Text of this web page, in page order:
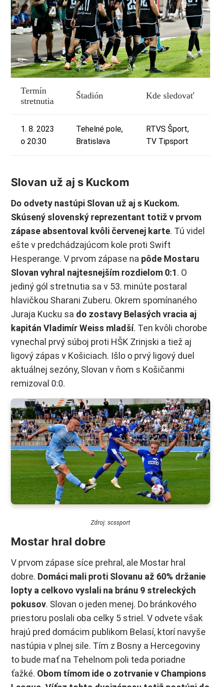
Termín
stretnutia
Štadión Kde sledovať
1. 8. 2023
o 20:30
Tehelné pole,
Bratislava
RTVS Šport,
TV Tipsport
Slovan už aj s Kuckom
Do odvety nastúpi Slovan už aj s Kuckom.
Skúsený slovenský reprezentant totiž v prvom
zápase absentoval kvôli červenej karte. Tú videl
ešte v predchádzajúcom kole proti Swift
Hesperange. V prvom zápase na pôde Mostaru
Slovan vyhral najtesnejším rozdielom 0:1. O
jediný gól stretnutia sa v 53. minúte postaral
hlavičkou Sharani Zuberu. Okrem spomínaného
Juraja Kucku sa do zostavy Belasých vracia aj
kapitán Vladimír Weiss mladší. Ten kvôli chorobe
vynechal prvý súboj proti HŠK Zrinjski a tiež aj
ligový zápas v Košiciach. Išlo o prvý ligový duel
aktuálnej sezóny, Slovan v ňom s Košičanmi
remizoval 0:0.
Zdroj: scssport
Mostar hral dobre
V prvom zápase síce prehral, ale Mostar hral
dobre. Domáci mali proti Slovanu až 60% držanie
lopty a celkovo vyslali na bránu 9 streleckých
pokusov. Slovan o jeden menej. Do bránkového
priestoru poslali oba celky 5 striel. V odvete však
hrajú pred domácim publikom Belasí, ktorí navyše
nastúpia v plnej sile. Tím z Bosny a Hercegoviny
to bude mať na Tehelnom poli teda poriadne
ťažké. Obom tímom ide o zotrvanie v Champions